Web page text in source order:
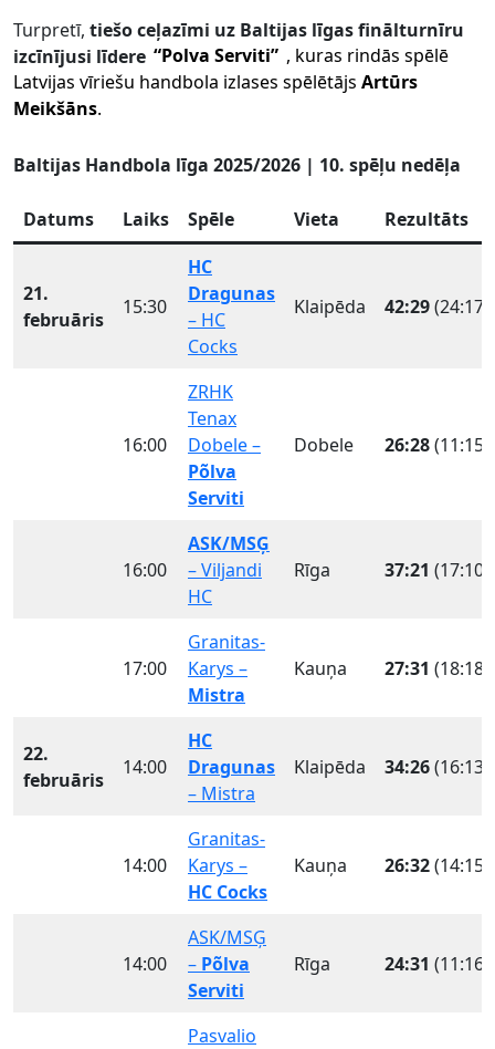
Turpretī, tiešo ceļazīmi uz Baltijas līgas finālturnīru
izcīnījusi līdere “Polva Serviti” , kuras rindās spēlē
Latvijas vīriešu handbola izlases spēlētājs Artūrs
Meikšāns.
Baltijas Handbola līga 2025/2026 | 10. spēļu nedēļa
Datums Laiks Spēle Vieta Rezultāts
21.
februāris
15:30
HC
Dragunas
– HC
Cocks
Klaipēda 42:29(24:17)
16:00
ZRHK
Tenax
Dobele –
Põlva
Serviti
Dobele 26:28(11:15)
16:00
ASK/MSĢ
– Viljandi
HC
Rīga 37:21 (17:10)
17:00
Granitas-
Karys –
Mistra
Kauņa 27:31 (18:18)
22.
februāris
14:00
HC
Dragunas
– Mistra
Klaipēda 34:26(16:13)
14:00
Granitas-
Karys –
HC Cocks
Kauņa 26:32(14:15)
14:00
ASK/MSĢ
– Põlva
Serviti
Rīga 24:31 (11:16)
Pasvalio